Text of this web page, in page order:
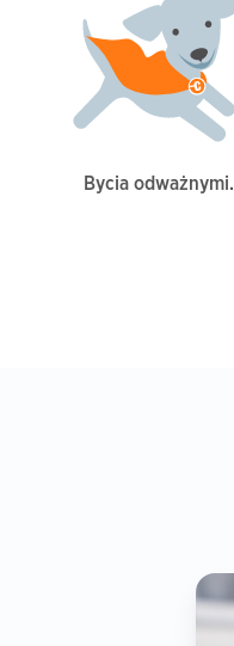
Bycia odważnymi.